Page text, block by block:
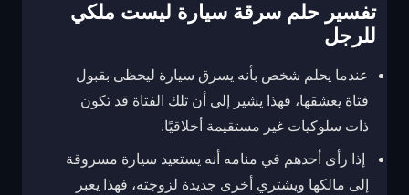
تفسير حلم سرقة سيارة ليست ملكي
للرجل
عندما يحلم شخص بأنه يسرق سيارة ليحظى بقبول
فتاة يعشقها، فهذا يشير إلى أن تلك الفتاة قد تكون
ذات سلوكيات غير مستقيمة أخلاقيًا.
إذا رأى أحدهم في منامه أنه يستعيد سيارة مسروقة
إلى مالكها ويشتري أخرى جديدة لزوجته، فهذا يعبر